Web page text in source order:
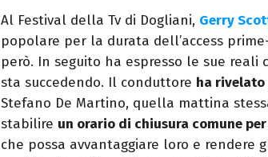
Al Festival della Tv di Dogliani, Gerry
popolare per la durata dell’access
però. In seguito ha espresso le sue
sta succedendo. Il conduttore ha
Stefano De Martino, quella mattina
stabilire un orario di chiusura comune
che possa avvantaggiare loro e rendere